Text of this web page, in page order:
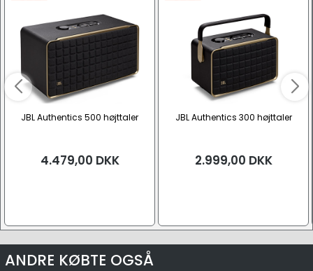
JBL Authentics 500 højttaler
4.479,00 DKK
JBL Authentics 300 højttaler
2.999,00 DKK
ANDRE KØBTE OGSÅ